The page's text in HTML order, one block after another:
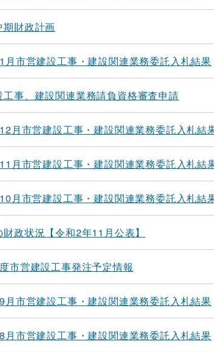
期財政計画
月市営建設工事・建設関連業務委託入札結果
工事、建設関連業務請負資格審査申請
月市営建設工事・建設関連業務委託入札結
月市営建設工事・建設関連業務委託入札結
月市営建設工事・建設関連業務委託入札結
政状況【令和2年11月公表】
市営建設工事発注予定情報
月市営建設工事・建設関連業務委託入札結果
月市営建設工事・建設関連業務委託入札結果